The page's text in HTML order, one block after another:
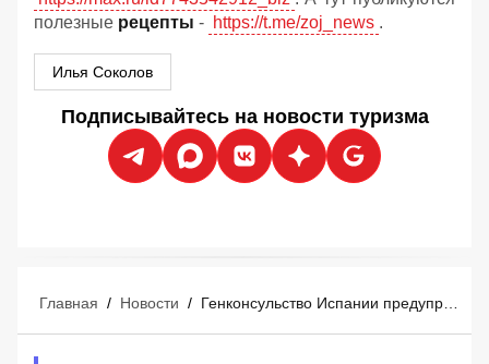
полезные рецепты - https://t.me/zoj_news .
Илья Соколов
Подписывайтесь на новости туризма
Главная / Новости / Генконсульство Испании предупредило российских туристов об увеличении сроков выдачи виз до 45 дней